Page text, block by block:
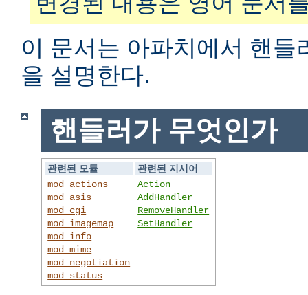
이 문서는 아파치에서 핸들
을 설명한다.
핸들러가 무엇인가
관련된 모듈
관련된 지시어
mod_actions
mod_asis
mod_cgi
mod_imagemap
mod_info
mod_mime
mod_negotiation
mod_status
Action
AddHandler
RemoveHandler
SetHandler